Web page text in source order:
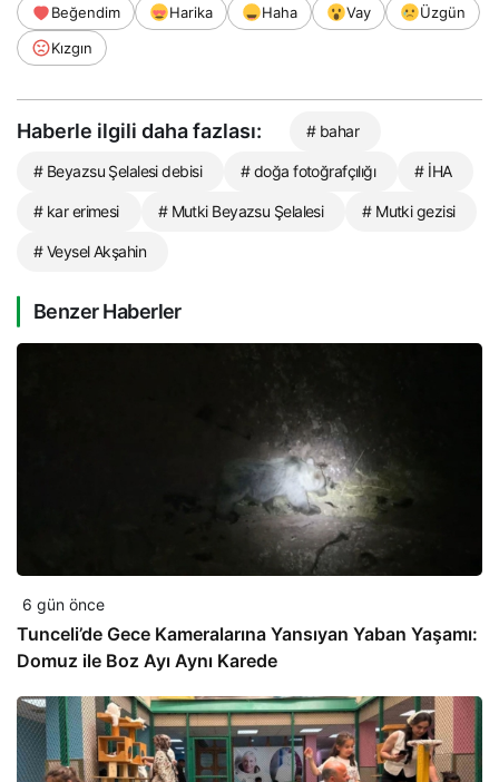
Beğendim Harika Haha Vay
Üzgün
Kızgın
Haberle ilgili daha fazlası: # bahar
# Beyazsu Şelalesi debisi # doğa fotoğrafçılığı # İHA
# kar erimesi # Mutki Beyazsu Şelalesi # Mutki gezisi
# Veysel Akşahin
Benzer Haberler
6 gün önce
Tunceli’de Gece Kameralarına Yansıyan Yaban Yaşamı:
Domuz ile Boz Ayı Aynı Karede